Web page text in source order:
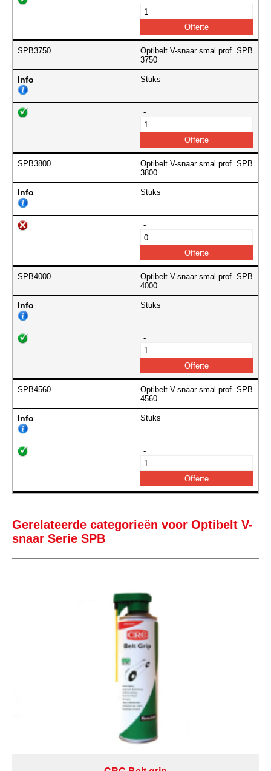
SPB3750
Optibelt V-snaar smal prof. SPB
3750
Info Stuks
-
SPB3800
Optibelt V-snaar smal prof. SPB
3800
Info Stuks
-
SPB4000
Optibelt V-snaar smal prof. SPB
4000
Info Stuks
-
SPB4560
Optibelt V-snaar smal prof. SPB
4560
Info Stuks
-
Gerelateerde categorieën voor Optibelt V-
snaar Serie SPB